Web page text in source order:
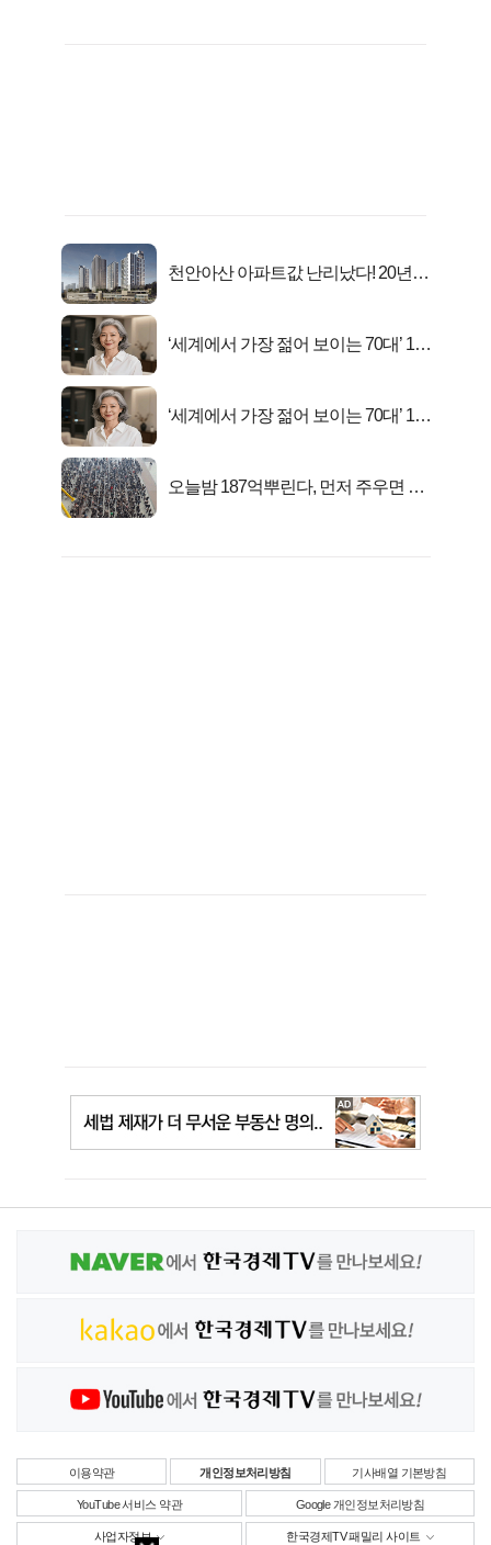
천안아산 아파트값 난리났다! 20년
‘세계에서 가장 젊어 보이는 70대’ 1위
‘세계에서 가장 젊어 보이는 70대’ 1위
오늘밤 187억뿌린다, 먼저 주우면 최
이용약관 개인정보처리방침 기사배열 기본방침
YouTube 서비스 약관 Google 개인정보처리방침
사업자정보 한국경제TV 패밀리 사이트